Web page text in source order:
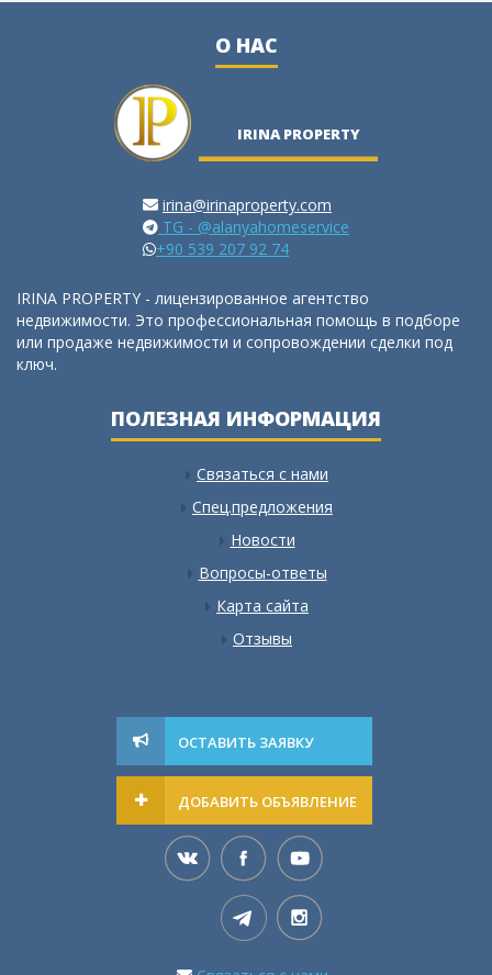
О НАС
IRINA PROPERTY
irina@irinaproperty.com
TG - @alanyahomeservice
+90 539 207 92 74
IRINA PROPERTY - лицензированное агентство
недвижимости. Это профессиональная помощь в подборе
или продаже недвижимости и сопровождении сделки под
ключ.
ПОЛЕЗНАЯ ИНФОРМАЦИЯ
Связаться с нами
Спец.предложения
Новости
Вопросы-ответы
Карта сайта
Отзывы
ОСТАВИТЬ ЗАЯВКУ
ДОБАВИТЬ ОБЪЯВЛЕНИЕ